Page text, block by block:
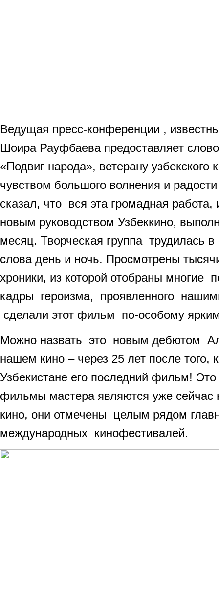
Ведущая пресс-конференции ,
Шоира Рауфбаева предоставляет
«Подвиг народа», ветерану
чувством большого волнения и
сказал, что вся эта громадная
новым руководством Узбеккино,
месяц. Творческая группа трудилась
слова день и ночь. Просмотрены
хроники, из которой отобраны многие
кадры героизма, проявленного
сделали этот фильм по-особому
Можно назвать это новым дебютом
нашем кино – через 25 лет после того,
Узбекистане его последний фильм!
фильмы мастера являются уже сейчас
кино, они отмечены целым рядом
международных кинофестивалей.